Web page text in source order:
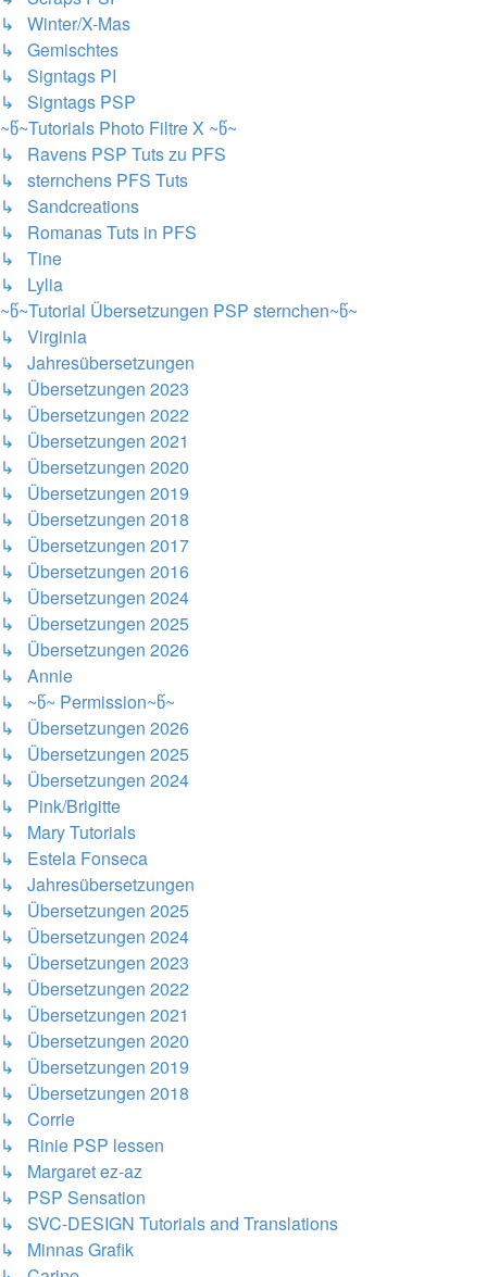
↳ Winter/X-Mas
↳ Gemischtes
↳ Signtags PI
↳ Signtags PSP
~წ~Tutorials Photo Filtre X ~წ~
↳ Ravens PSP Tuts zu PFS
↳ sternchens PFS Tuts
↳ Sandcreations
↳ Romanas Tuts in PFS
↳ Tine
↳ Lylia
~წ~Tutorial Übersetzungen PSP sternchen~წ~
↳ Virginia
↳ Jahresübersetzungen
↳ Übersetzungen 2023
↳ Übersetzungen 2022
↳ Übersetzungen 2021
↳ Übersetzungen 2020
↳ Übersetzungen 2019
↳ Übersetzungen 2018
↳ Übersetzungen 2017
↳ Übersetzungen 2016
↳ Übersetzungen 2024
↳ Übersetzungen 2025
↳ Übersetzungen 2026
↳ Annie
↳ ~წ~ Permission~წ~
↳ Übersetzungen 2026
↳ Übersetzungen 2025
↳ Übersetzungen 2024
↳ Pink/Brigitte
↳ Mary Tutorials
↳ Estela Fonseca
↳ Jahresübersetzungen
↳ Übersetzungen 2025
↳ Übersetzungen 2024
↳ Übersetzungen 2023
↳ Übersetzungen 2022
↳ Übersetzungen 2021
↳ Übersetzungen 2020
↳ Übersetzungen 2019
↳ Übersetzungen 2018
↳ Corrie
↳ Rinie PSP lessen
↳ Margaret ez-az
↳ PSP Sensation
↳ SVC-DESIGN Tutorials and Translations
↳ Minnas Grafik